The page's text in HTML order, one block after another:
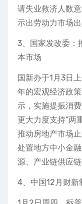
请失业救济人数
示出劳动力市场
3、国家发改委：
本市场
国新办于1月3日
年的宏观经济政
示，实施提振消
更大力度支持“两
推动房地产市场
处置地方中小金
源、产业链供应
4、中国12月财新